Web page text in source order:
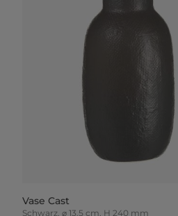
Vase Cast
Schwarz, ⌀ 13.5 cm, H 240 mm